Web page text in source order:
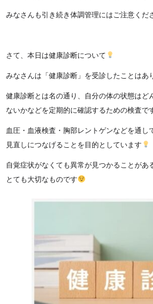
みなさんも引き続き体調管理にはご注意くだ
さて、本日は健康診断について
みなさんは「健康診断」を受診したことはあ
健康診断とは名の通り、自分の体の状態はど
ないかなどを定期的に確認するための検査で
血圧・血液検査・胸部レントゲンなどを通し
見直しにつなげることを目的としています
自覚症状がなくても異常が見つかることがあ
とても大切なものです